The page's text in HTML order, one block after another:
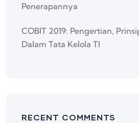
Penerapannya
COBIT 2019: Pengertian,
Dalam Tata Kelola TI
RECENT COMMENTS